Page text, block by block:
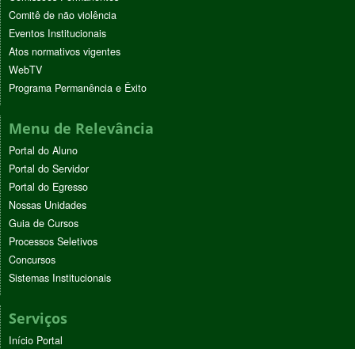
Comitê de não violência
Eventos Institucionais
Atos normativos vigentes
WebTV
Programa Permanência e Êxito
Menu de Relevância
Portal do Aluno
Portal do Servidor
Portal do Egresso
Nossas Unidades
Guia de Cursos
Processos Seletivos
Concursos
Sistemas Institucionais
Serviços
Início Portal